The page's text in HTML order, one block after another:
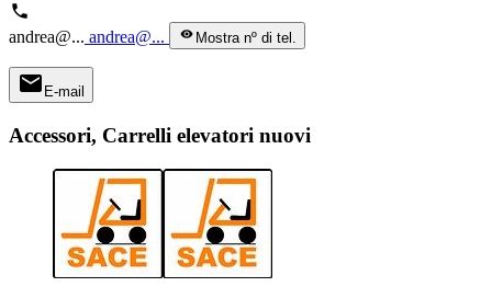
phone
andrea@... andrea@... visibility Mostra nº di tel.
mail E-mail
Accessori, Carrelli elevatori nuovi